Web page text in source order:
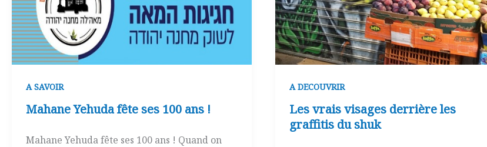
A SAVOIR
Mahane Yehuda fête ses 100 ans !
Mahane Yehuda fête ses 100 ans ! Quand on
A DECOUVRIR
Les vrais visages derrière les
graffitis du shuk